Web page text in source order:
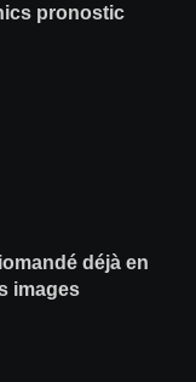
pronostic
déjà en
images